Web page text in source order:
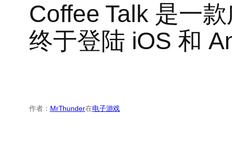
Coffee Talk 是一
终于登陆 iOS 和
作者： MrThunder在电子游戏